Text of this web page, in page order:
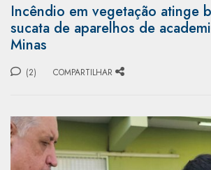
Incêndio em vegetação atinge
sucata de aparelhos de
Minas
(2) COMPARTILHAR